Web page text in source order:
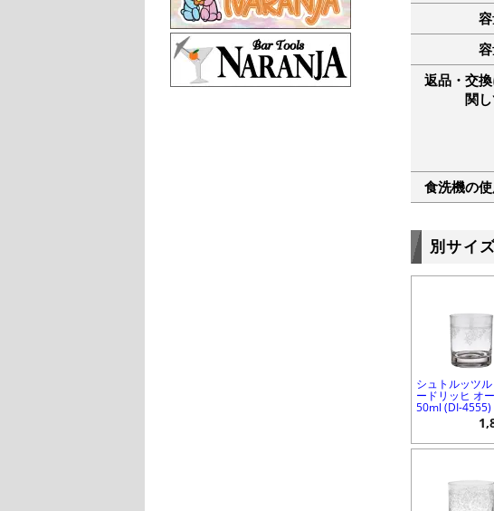
返品・交
関
食洗機の
別サイ
シュトルッツル
ードリッヒ オ
50ml (DI-4555)